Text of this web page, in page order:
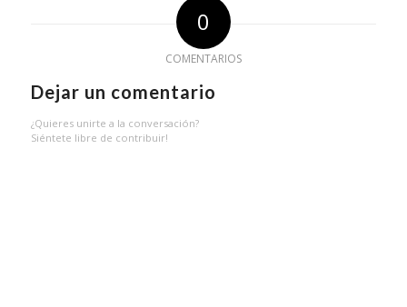
0
COMENTARIOS
Dejar un comentario
¿Quieres unirte a la conversación?
Siéntete libre de contribuir!